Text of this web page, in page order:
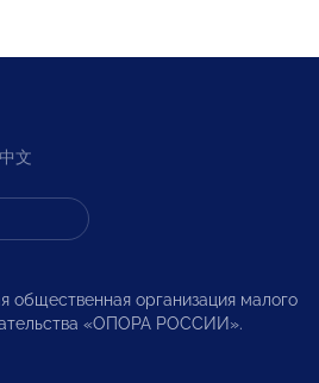
中文
организация малого
«ОПОРА РОССИИ».